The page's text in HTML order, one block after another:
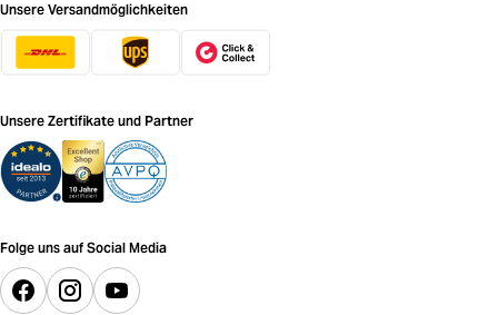
Unsere Versandmöglichkeiten
Unsere Zertifikate und Partner
Folge uns auf Social Media